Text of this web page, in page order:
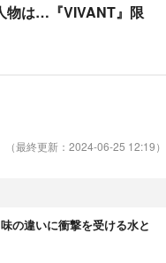
物は…『VIVANT』限
（最終更新：2024-06-25 12:19）
の違いに衝撃を受ける水と